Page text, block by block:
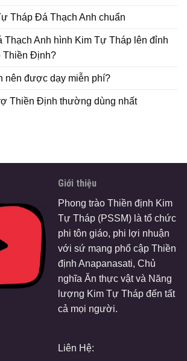
Tháp Đá Thạch Anh chuẩn
Thạch Anh hình Kim Tự Tháp lên đỉnh
Thiền Định?
nên được dạy miễn phí?
Thiền Định thường dùng nhất
Giới thiệu
Phong trào Thiền định Kim
Tự Tháp (PSSM) là tổ chức
phi tôn giáo, phi lợi nhuận
với sứ mạng phổ cập Thiền
định Anapanasati, Chủ
nghĩa Ăn thực vật và Năng
lượng Kim Tự Tháp đến tất
cả mọi người.
Liên Hệ: